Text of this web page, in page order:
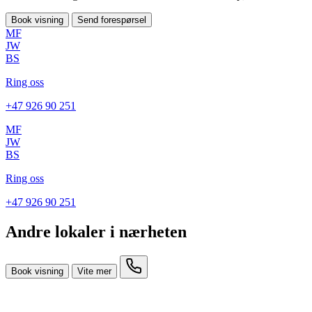
Book visning Send forespørsel
MF
JW
BS
Ring oss
+47 926 90 251
MF
JW
BS
Ring oss
+47 926 90 251
Andre lokaler i nærheten
Book visning Vite mer